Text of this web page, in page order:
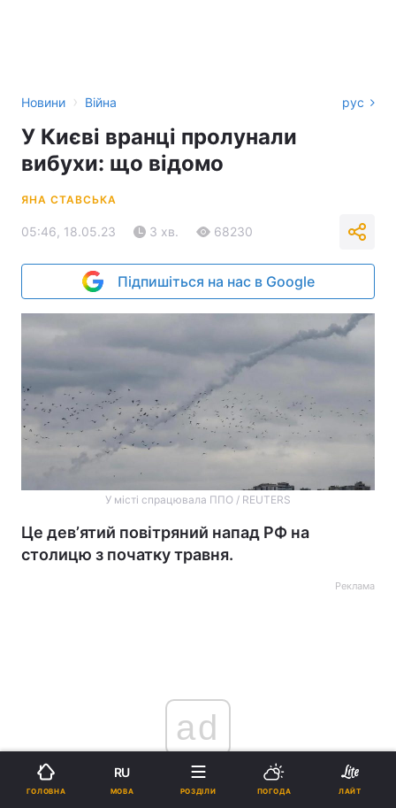
Новини › Війна рус
У Києві вранці пролунали
вибухи: що відомо
ЯНА СТАВСЬКА
05:46, 18.05.23 3 хв. 68230
Підпишіться на нас в Google
У місті спрацювала ППО / REUTERS
Це девʼятий повітряний напад РФ на
столицю з початку травня.
Реклама
ad
ГОЛОВНА
RU
МОВА РОЗДІЛИ ПОГОДА ЛАЙТ